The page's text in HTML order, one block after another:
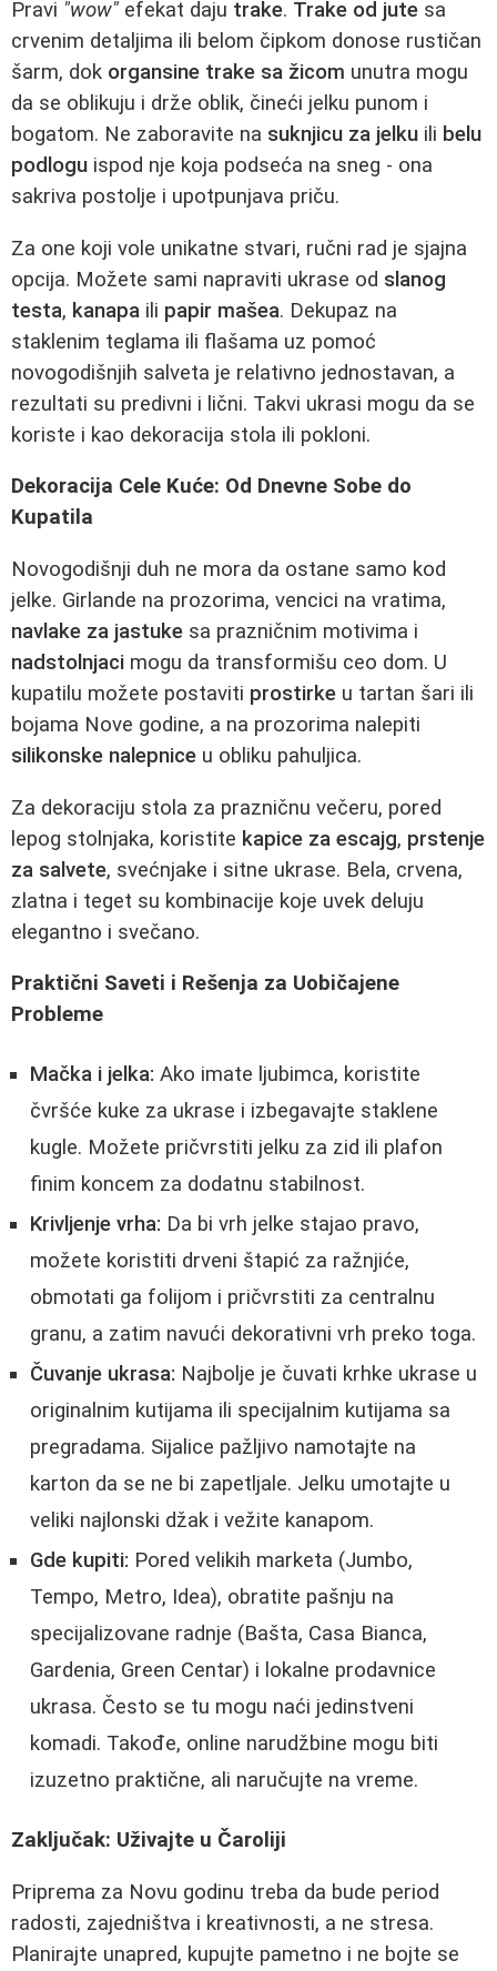
Pravi "wow" efekat daju trake. Trake od jute sa
crvenim detaljima ili belom čipkom donose rustičan
šarm, dok organsine trake sa žicom unutra mogu
da se oblikuju i drže oblik, čineći jelku punom i
bogatom. Ne zaboravite na suknjicu za jelku ili belu
podlogu ispod nje koja podseća na sneg - ona
sakriva postolje i upotpunjava priču.
Za one koji vole unikatne stvari, ručni rad je sjajna
opcija. Možete sami napraviti ukrase od slanog
testa, kanapa ili papir mašea. Dekupaz na
staklenim teglama ili flašama uz pomoć
novogodišnjih salveta je relativno jednostavan, a
rezultati su predivni i lični. Takvi ukrasi mogu da se
koriste i kao dekoracija stola ili pokloni.
Dekoracija Cele Kuće: Od Dnevne Sobe do
Kupatila
Novogodišnji duh ne mora da ostane samo kod
jelke. Girlande na prozorima, vencici na vratima,
navlake za jastuke sa prazničnim motivima i
nadstolnjaci mogu da transformišu ceo dom. U
kupatilu možete postaviti prostirke u tartan šari ili
bojama Nove godine, a na prozorima nalepiti
silikonske nalepnice u obliku pahuljica.
Za dekoraciju stola za prazničnu večeru, pored
lepog stolnjaka, koristite kapice za escajg, prstenje
za salvete, svećnjake i sitne ukrase. Bela, crvena,
zlatna i teget su kombinacije koje uvek deluju
elegantno i svečano.
Praktični Saveti i Rešenja za Uobičajene
Probleme
Mačka i jelka: Ako imate ljubimca, koristite
čvršće kuke za ukrase i izbegavajte staklene
kugle. Možete pričvrstiti jelku za zid ili plafon
finim koncem za dodatnu stabilnost.
Krivljenje vrha: Da bi vrh jelke stajao pravo,
možete koristiti drveni štapić za ražnjiće,
obmotati ga folijom i pričvrstiti za centralnu
granu, a zatim navući dekorativni vrh preko toga.
Čuvanje ukrasa: Najbolje je čuvati krhke ukrase u
originalnim kutijama ili specijalnim kutijama sa
pregradama. Sijalice pažljivo namotajte na
karton da se ne bi zapetljale. Jelku umotajte u
veliki najlonski džak i vežite kanapom.
Gde kupiti: Pored velikih marketa (Jumbo,
Tempo, Metro, Idea), obratite pašnju na
specijalizovane radnje (Bašta, Casa Bianca,
Gardenia, Green Centar) i lokalne prodavnice
ukrasa. Često se tu mogu naći jedinstveni
komadi. Takođe, online narudžbine mogu biti
izuzetno praktične, ali naručujte na vreme.
Zaključak: Uživajte u Čaroliji
Priprema za Novu godinu treba da bude period
radosti, zajedništva i kreativnosti, a ne stresa.
Planirajte unapred, kupujte pametno i ne bojte se